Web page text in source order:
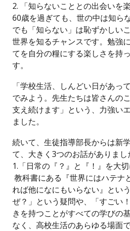
2. 「知らないこととの出会いを楽
60歳を過ぎても、世の中は知ら
でも「知らない」は恥ずかしい
世界を知るチャンスです。勉強
てを自分の糧にする楽しさを持
す。
「学校生活、しんどい日があっ
でみよう。先生たちは皆さんの
支え続けます」という、力強い
ました。
続いて、生徒指導部長からは新
て、大きく3つのお話がありまし
1.「日常の『？』と『！』を大切
教科書にある『世界にはハテナ
れば他になにもいらない』とい
ぜ？」という疑問や、「すごい
きを持つことがすべての学びの
なく、高校生活のあらゆる場面